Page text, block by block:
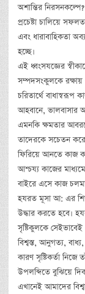
অশান্তির
প্রচেষ্টা চালিয়ে
এবং ধারাবাহিকতা
হচ্ছে।
এই ধ্বংসযজ্ঞের
সম্পদসংকুলকে
চরিতার্থে বাধাস্বরূপ
আহবানে, ভালবাসার
এমনকি ক্ষমতার
তাদেরকে সচেতন করে
ফিরিয়ে আনতে কাজ
আশ্চয্য কাজের
বাইরে এসে কাজ
হযরত মূসা আ: এর
উদ্ধার করতে হবে।
সৃষ্টিকুলকে সেইভাবেই
বিশ্বস্ত, আনুগত্য,
কারণ সৃষ্টিকর্তা
উপলব্দিতে বুঝিয়ে
এখানেই আমাদের